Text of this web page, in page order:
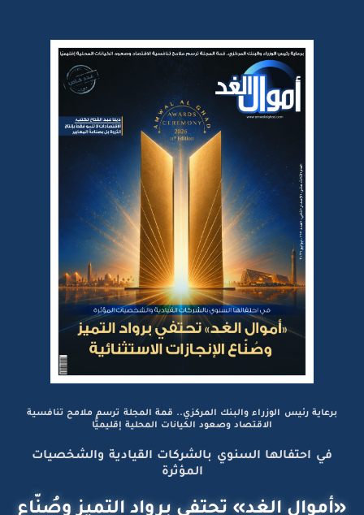
برعاية رئيس الوزراء والبنك المركزي.. قمة المجلة ترسم ملامح تنافسية
الاقتصاد وصعود الكيانات المحلية إقليميًّا
في احتفالها السنوي بالشركات القيادية والشخصيات
المؤثرة
«أموال الغد» تحتفي برواد التميز وصُنّاع